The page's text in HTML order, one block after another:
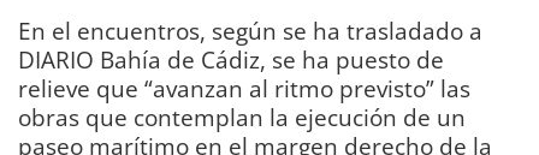
En el encuentros, según se ha trasladado a
DIARIO Bahía de Cádiz, se ha puesto de
relieve que “avanzan al ritmo previsto” las
obras que contemplan la ejecución de un
paseo marítimo en el margen derecho de la